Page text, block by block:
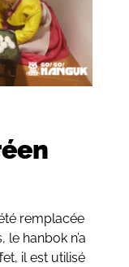
remplacée
hanbok n’a
il est utilisé